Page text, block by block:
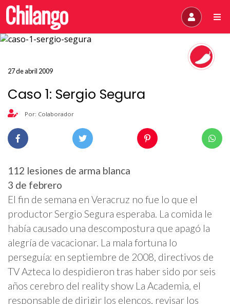
27 de abril 2009
Caso 1: Sergio Segura
Por: Colaborador
112 lesiones de arma blanca
3 de febrero
El fin de semana en Veracruz no fue lo que el
productor Sergio Segura esperaba. La comida le
había causado una descompostura que apagó la
alegría de vacacionar. La mala fortuna lo
perseguía: en septiembre de 2008, directivos de
TV Azteca lo despidieron tras haber sido por seis
años cerebro del reality show La Academia, el
responsable de dirigir los elencos, revisar los